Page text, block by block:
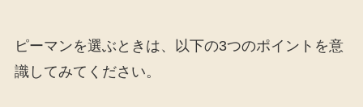
ピーマンを選ぶときは、以下の3つのポイントを意
識してみてください。